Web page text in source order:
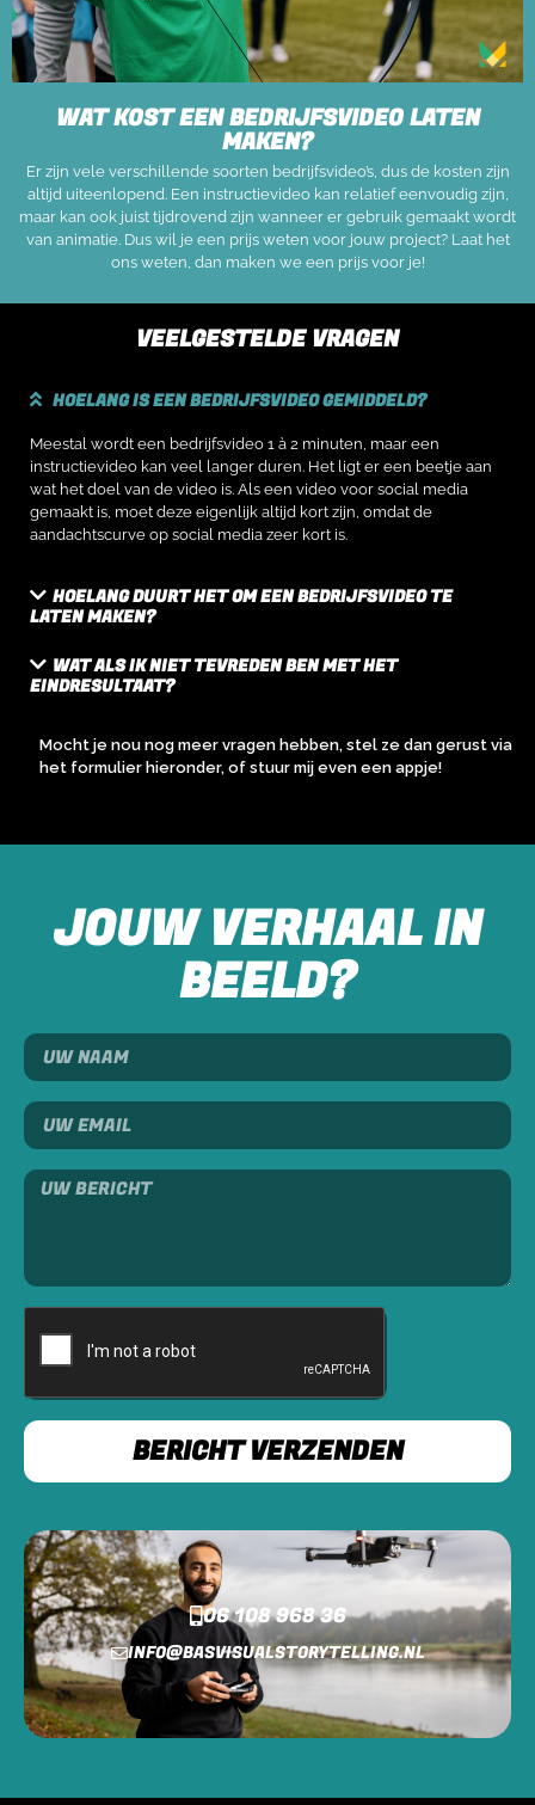
WAT KOST EEN BEDRIJFSVIDEO LATEN
MAKEN?
Er zijn vele verschillende soorten bedrijfsvideo’s, dus de kosten zijn
altijd uiteenlopend. Een instructievideo kan relatief eenvoudig zijn,
maar kan ook juist tijdrovend zijn wanneer er gebruik gemaakt wordt
van animatie. Dus wil je een prijs weten voor jouw project? Laat het
ons weten, dan maken we een prijs voor je!
VEELGESTELDE VRAGEN
HOELANG IS EEN BEDRIJFSVIDEO GEMIDDELD?
Meestal wordt een bedrijfsvideo 1 à 2 minuten, maar een
instructievideo kan veel langer duren. Het ligt er een beetje aan
wat het doel van de video is. Als een video voor social media
gemaakt is, moet deze eigenlijk altijd kort zijn, omdat de
aandachtscurve op social media zeer kort is.
HOELANG DUURT HET OM EEN BEDRIJFSVIDEO TE
LATEN MAKEN?
WAT ALS IK NIET TEVREDEN BEN MET HET
EINDRESULTAAT?
Mocht je nou nog meer vragen hebben, stel ze dan gerust via
het formulier hieronder, of stuur mij even een appje!
JOUW VERHAAL IN
BEELD?
BERICHT VERZENDEN
06 108 968 36
INFO@BASVISUALSTORYTELLING.NL